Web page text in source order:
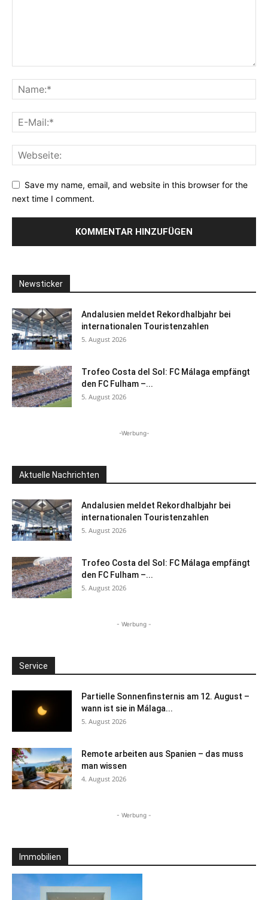
Save my name, email, and website in this browser for the
next time I comment.
Newsticker
Andalusien meldet Rekordhalbjahr bei
internationalen Touristenzahlen
5. August 2026
Trofeo Costa del Sol: FC Málaga empfängt
den FC Fulham –...
5. August 2026
-Werbung-
Aktuelle Nachrichten
Andalusien meldet Rekordhalbjahr bei
internationalen Touristenzahlen
5. August 2026
Trofeo Costa del Sol: FC Málaga empfängt
den FC Fulham –...
5. August 2026
- Werbung -
Service
Partielle Sonnenfinsternis am 12. August –
wann ist sie in Málaga...
5. August 2026
Remote arbeiten aus Spanien – das muss
man wissen
4. August 2026
- Werbung -
Immobilien